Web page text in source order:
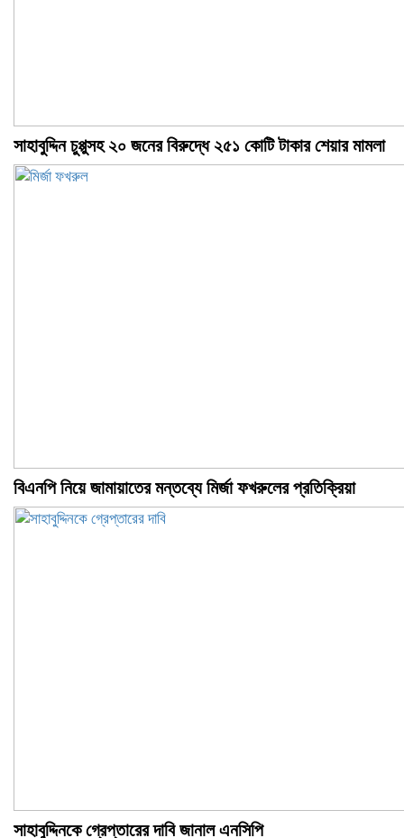
সাহাবুদ্দিন চুপ্পুসহ ২০ জনের বিরুদ্ধে ২৫১ কোটি টাকার শেয়ার মামলা
বিএনপি নিয়ে জামায়াতের মন্তব্যে মির্জা ফখরুলের প্রতিক্রিয়া
সাহাবুদ্দিনকে গ্রেপ্তারের দাবি জানাল এনসিপি